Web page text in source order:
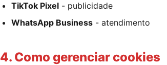
TikTok Pixel - publicidade
WhatsApp Business - atendimento
4. Como gerenciar cookies